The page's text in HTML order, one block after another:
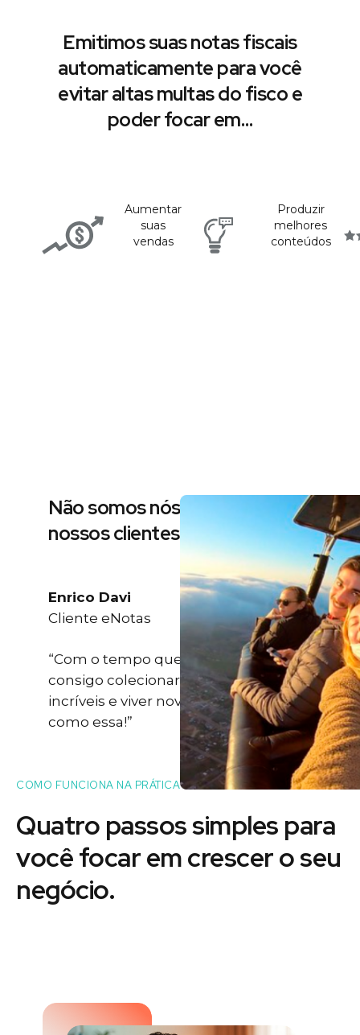
Emitimos suas notas fiscais
automaticamente para você
evitar altas multas do fisco e
poder focar em…
Aumentar
suas
vendas
Produzir
melhores
conteúdos
Não somos nós dizendo, são
nossos clientes
Enrico Davi
Cliente eNotas
“Com o tempo que eu ganho eu
consigo colecionar momentos
incríveis e viver novas experiências
como essa!”
COMO FUNCIONA NA PRÁTICA
Quatro passos simples para
vocêfocarem crescer o seu
negócio.